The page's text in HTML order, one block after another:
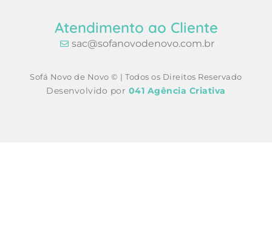
Atendimento ao Cliente
sac@sofanovodenovo.com.br
Sofá Novo de Novo © | Todos os Direitos Reservado
Desenvolvido por 041 Agência Criativa